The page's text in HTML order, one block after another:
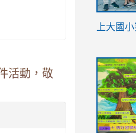
活動，敬
link
上大國
to
https://
to
https://